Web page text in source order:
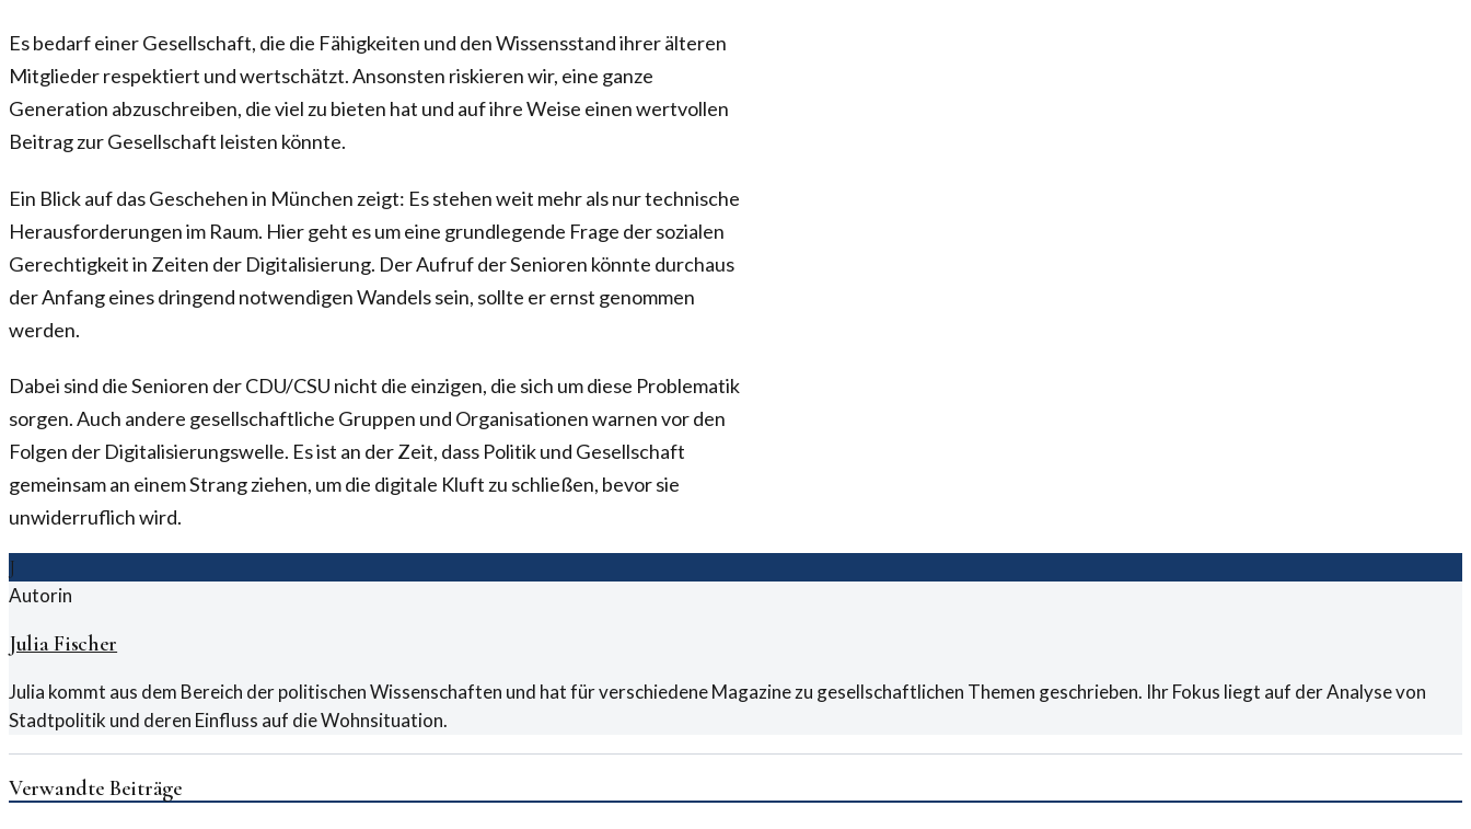
Es bedarf einer Gesellschaft, die die Fähigkeiten und den Wissensstand ihrer älteren
Mitglieder respektiert und wertschätzt. Ansonsten riskieren wir, eine ganze
Generation abzuschreiben, die viel zu bieten hat und auf ihre Weise einen wertvollen
Beitrag zur Gesellschaft leisten könnte.
Ein Blick auf das Geschehen in München zeigt: Es stehen weit mehr als nur technische
Herausforderungen im Raum. Hier geht es um eine grundlegende Frage der sozialen
Gerechtigkeit in Zeiten der Digitalisierung. Der Aufruf der Senioren könnte durchaus
der Anfang eines dringend notwendigen Wandels sein, sollte er ernst genommen
werden.
Dabei sind die Senioren der CDU/CSU nicht die einzigen, die sich um diese Problematik
sorgen. Auch andere gesellschaftliche Gruppen und Organisationen warnen vor den
Folgen der Digitalisierungswelle. Es ist an der Zeit, dass Politik und Gesellschaft
gemeinsam an einem Strang ziehen, um die digitale Kluft zu schließen, bevor sie
unwiderruflich wird.
J
Autorin
Julia Fischer
Julia kommt aus dem Bereich der politischen Wissenschaften und hat für verschiedene Magazine zu gesellschaftlichen Themen geschrieben. Ihr Fokus liegt auf der Analyse von
Stadtpolitik und deren Einfluss auf die Wohnsituation.
Verwandte Beiträge